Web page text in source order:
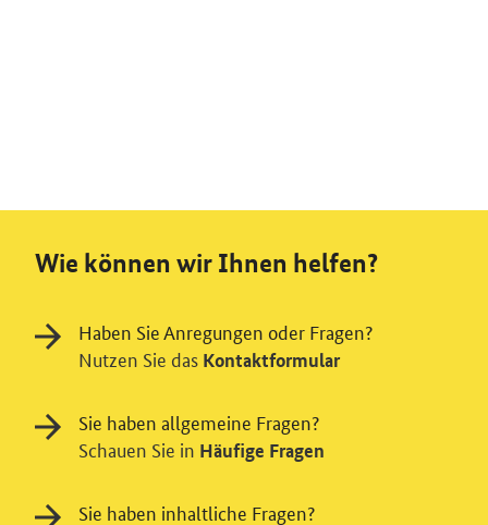
Wie können wir Ihnen helfen?
Haben Sie Anregungen oder Fragen?
Nutzen Sie das Kontaktformular
Sie haben allgemeine Fragen?
Schauen Sie in Häufige Fragen
Sie haben inhaltliche Fragen?